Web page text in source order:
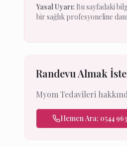
Yasal Uyarı: Bu sayfadaki
bir sağlık profesyoneline
Randevu Almak
Myom Tedavileri
Hemen Ara: 0544